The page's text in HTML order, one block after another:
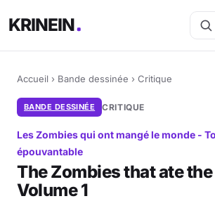
KRINEIN
Accueil › Bande dessinée › Critique
BANDE DESSINÉE CRITIQUE
Les Zombies qui ont mangé le monde -
épouvantable
The Zombies that ate
Volume 1